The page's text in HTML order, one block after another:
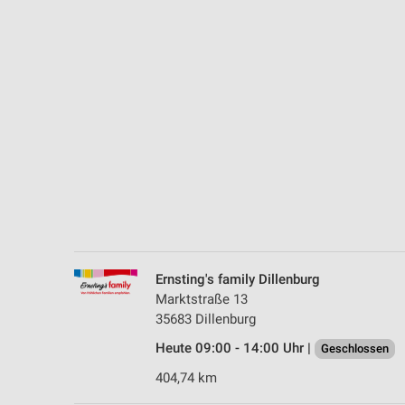
Ernsting's family Dillenburg
Marktstraße 13
35683 Dillenburg
Heute 09:00 - 14:00 Uhr |
Geschlossen
404,74 km
Notwendig